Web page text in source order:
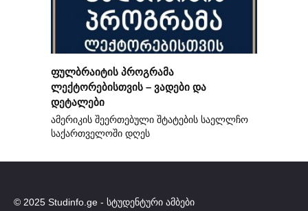
ფულბრაიტის პროგრამა
ლექტორებისთვის – ვადები და
დეტალები
ამერიკის შეერთებული შტატების საელლჩო
საქართველოში დღეს
© 2025 Studinfo.ge - სტუდენტური ამბები